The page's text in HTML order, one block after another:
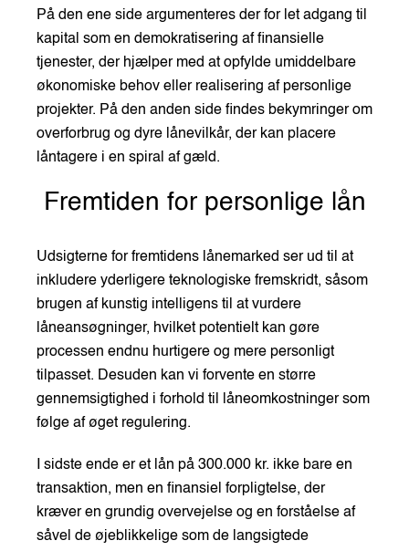
På den ene side argumenteres der for let adgang til
kapital som en demokratisering af finansielle
tjenester, der hjælper med at opfylde umiddelbare
økonomiske behov eller realisering af personlige
projekter. På den anden side findes bekymringer om
overforbrug og dyre lånevilkår, der kan placere
låntagere i en spiral af gæld.
Fremtiden for personlige lån
Udsigterne for fremtidens lånemarked ser ud til at
inkludere yderligere teknologiske fremskridt, såsom
brugen af kunstig intelligens til at vurdere
låneansøgninger, hvilket potentielt kan gøre
processen endnu hurtigere og mere personligt
tilpasset. Desuden kan vi forvente en større
gennemsigtighed i forhold til låneomkostninger som
følge af øget regulering.
I sidste ende er et lån på 300.000 kr. ikke bare en
transaktion, men en finansiel forpligtelse, der
kræver en grundig overvejelse og en forståelse af
såvel de øjeblikkelige som de langsigtede